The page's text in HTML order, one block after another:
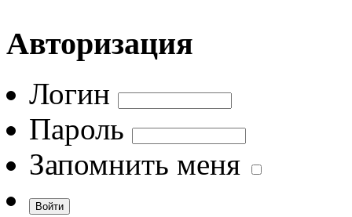
Авторизация
Логин
Пароль
Запомнить меня